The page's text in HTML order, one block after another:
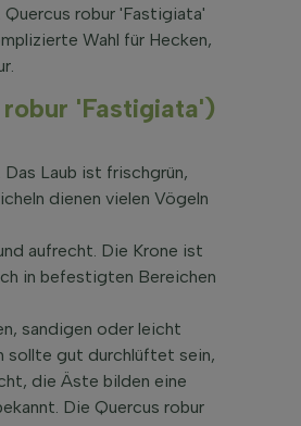
robur 'Fastigiata'
Wahl für Hecken,
'Fastigiata')
Laub ist frischgrün,
dienen vielen Vögeln
aufrecht. Die Krone ist
in befestigten Bereichen
sandigen oder leicht
sollte gut durchlüftet sein,
die Äste bilden eine
Die Quercus robur